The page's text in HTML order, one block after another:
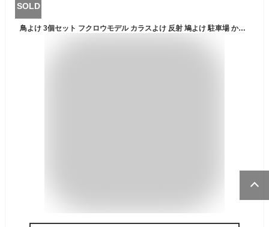
SOLD
鳥よけ 3個セット フクロウモデル カラスよけ 反射 鳩よけ 駐車場 からす撃退 ハトよけ 鈴付き 防鳥 カラス近寄らず 鳥撃退 カラス対策 ゴミ置き場 畑 ベランダ 家庭菜園 鳥対策グッズ